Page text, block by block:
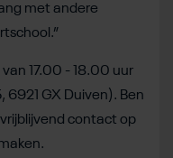
met andere
17.00 - 18.00 uur
6921 GX Duiven). Ben
contact op